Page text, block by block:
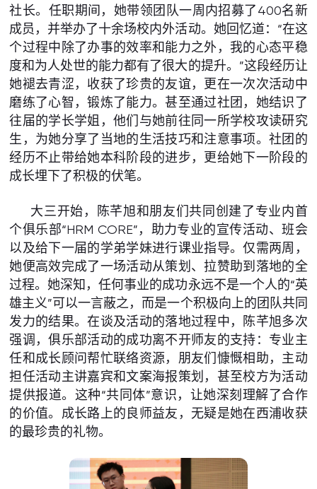
社长。任职期间，她带领团队一周内招募了400名新
成员，并举办了十余场校内外活动。她回忆道：“在这
个过程中除了办事的效率和能力之外，我的心态平稳
度和为人处世的能力都有了很大的提升。”这段经历让
她褪去青涩，收获了珍贵的友谊，更在一次次活动中
磨练了心智，锻炼了能力。甚至通过社团，她结识了
往届的学长学姐，他们与她前往同一所学校攻读研究
生，为她分享了当地的生活技巧和注意事项。社团的
经历不止带给她本科阶段的进步，更给她下一阶段的
成长埋下了积极的伏笔。
大三开始，陈芊旭和朋友们共同创建了专业内首
个俱乐部“HRM CORE”，助力专业的宣传活动、班会
以及给下一届的学弟学妹进行课业指导。仅需两周，
她便高效完成了一场活动从策划、拉赞助到落地的全
过程。她深知，任何事业的成功永远不是一个人的“英
雄主义”可以一言蔽之，而是一个积极向上的团队共同
发力的结果。在谈及活动的落地过程中，陈芊旭多次
强调，俱乐部活动的成功离不开师友的支持：专业主
任和成长顾问帮忙联络资源，朋友们慷慨相助，主动
担任活动主讲嘉宾和文案海报策划，甚至校方为活动
提供报道。这种“共同体”意识，让她深刻理解了合作
的价值。成长路上的良师益友，无疑是她在西浦收获
的最珍贵的礼物。